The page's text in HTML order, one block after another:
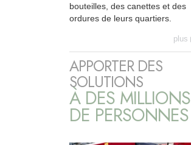
bouteilles, des canettes et des
ordures de leurs quartiers.
plus
APPORTER DES
SOLUTIONS
À DES MILLIONS
DE PERSONNES